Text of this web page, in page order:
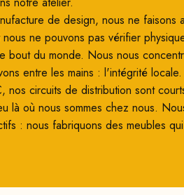
de design, nous ne faisons
ne pouvons pas vérifier
bout du monde. Nous nous
entre les mains : l'intégrité
nos circuits de distribution sont
là où nous sommes chez nous.
: nous fabriquons des meubles